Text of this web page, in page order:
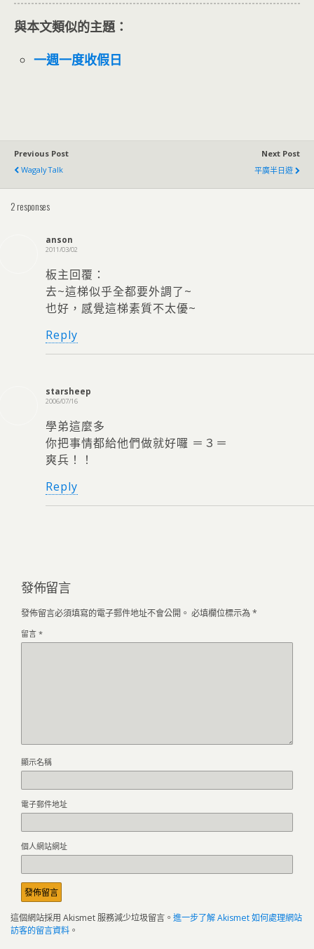
與本文類似的主題：
一週一度收假日
Previous Post
Wagaly Talk
Next Post
平廣半日遊
2 responses
anson
2011/03/02
板主回覆：
去~這梯似乎全都要外調了~
也好，感覺這梯素質不太優~
Reply
starsheep
2006/07/16
學弟這麼多
你把事情都給他們做就好囉 ＝３＝
爽兵！！
Reply
發佈留言
發佈留言必須填寫的電子郵件地址不會公開。 必填欄位標示為*
留言 *
顯示名稱
電子郵件地址
個人網站網址
這個網站採用 Akismet 服務減少垃圾留言。 進一步了解 Akismet 如何處理網站
訪客的留言資料 。